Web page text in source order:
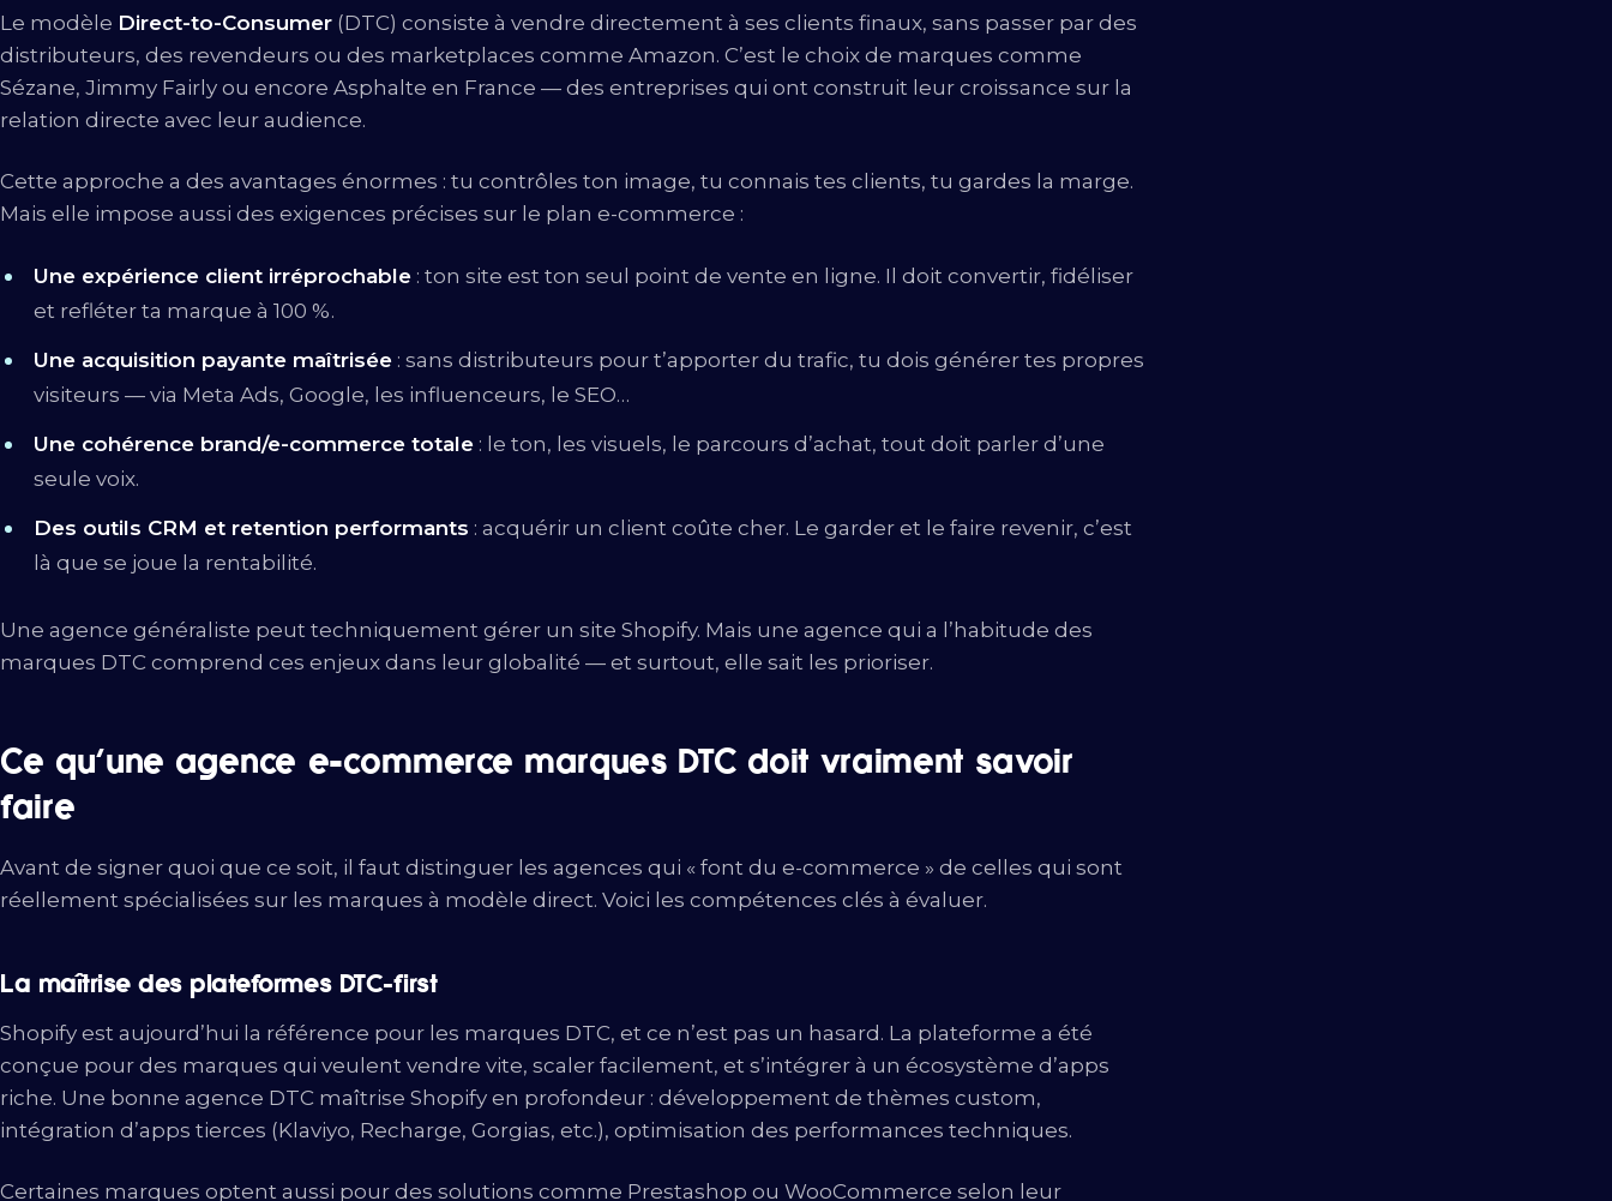
Le modèle Direct-to-Consumer (DTC) consiste à vendre directement à ses clients finaux, sans passer par des
distributeurs, des revendeurs ou des marketplaces comme Amazon. C’est le choix de marques comme
Sézane, Jimmy Fairly ou encore Asphalte en France — des entreprises qui ont construit leur croissance sur la
relation directe avec leur audience.
Cette approche a des avantages énormes : tu contrôles ton image, tu connais tes clients, tu gardes la marge.
Mais elle impose aussi des exigences précises sur le plan e-commerce :
Une expérience client irréprochable : ton site est ton seul point de vente en ligne. Il doit convertir, fidéliser
et refléter ta marque à 100 %.
Une acquisition payante maîtrisée : sans distributeurs pour t’apporter du trafic, tu dois générer tes propres
visiteurs — via Meta Ads, Google, les influenceurs, le SEO…
Une cohérence brand/e-commerce totale : le ton, les visuels, le parcours d’achat, tout doit parler d’une
seule voix.
Des outils CRM et retention performants : acquérir un client coûte cher. Le garder et le faire revenir, c’est
là que se joue la rentabilité.
Une agence généraliste peut techniquement gérer un site Shopify. Mais une agence qui a l’habitude des
marques DTC comprend ces enjeux dans leur globalité — et surtout, elle sait les prioriser.
Ce qu’une agence e-commerce marques DTC doit vraiment savoir
faire
Avant de signer quoi que ce soit, il faut distinguer les agences qui « font du e-commerce » de celles qui sont
réellement spécialisées sur les marques à modèle direct. Voici les compétences clés à évaluer.
La maîtrise des plateformes DTC-first
Shopify est aujourd’hui la référence pour les marques DTC, et ce n’est pas un hasard. La plateforme a été
conçue pour des marques qui veulent vendre vite, scaler facilement, et s’intégrer à un écosystème d’apps
riche. Une bonne agence DTC maîtrise Shopify en profondeur : développement de thèmes custom,
intégration d’apps tierces (Klaviyo, Recharge, Gorgias, etc.), optimisation des performances techniques.
Certaines marques optent aussi pour des solutions comme Prestashop ou WooCommerce selon leur